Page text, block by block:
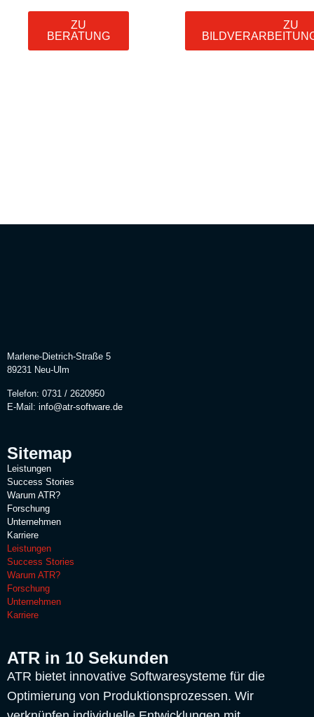
ZU
BERATUNG
ZU
Marlene-Dietrich-Straße 5
89231 Neu-Ulm
Telefon: 0731 / 2620950
E-Mail: info@atr-software.de
Sitemap
Leistungen
Success Stories
Warum ATR?
Forschung
Unternehmen
Karriere
Leistungen
Success Stories
Warum ATR?
Forschung
Unternehmen
Karriere
ATR in 10 Sekunden
ATR bietet innovative Softwaresysteme für die
Optimierung von Produktionsprozessen. Wir